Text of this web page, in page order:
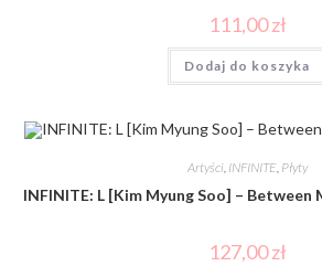
111,00zł
Dodaj do koszyka
Artyści, INFINITE, Płyty
INFINITE: L [Kim Myung Soo] – Between
127,00zł